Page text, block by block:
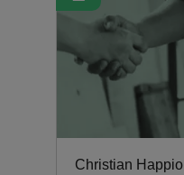
Christian Happio